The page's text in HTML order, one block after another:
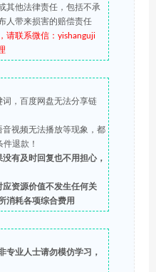
其他法律责任，包括不承
人带来损害的赔偿责任
请联系微信：yishanguji
词，百度网盘无法分享链
音视频无法播放等现象，都
退款！
有及时回复也不用担心，
应资源价值不发生任何关
消耗各项综合费用
专业人士请勿模仿学习，